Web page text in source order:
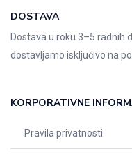
DOSTAVA
Dostava u roku 3–5 radnih
dostavljamo isključivo na
KORPORATIVNE
Pravila privatnosti